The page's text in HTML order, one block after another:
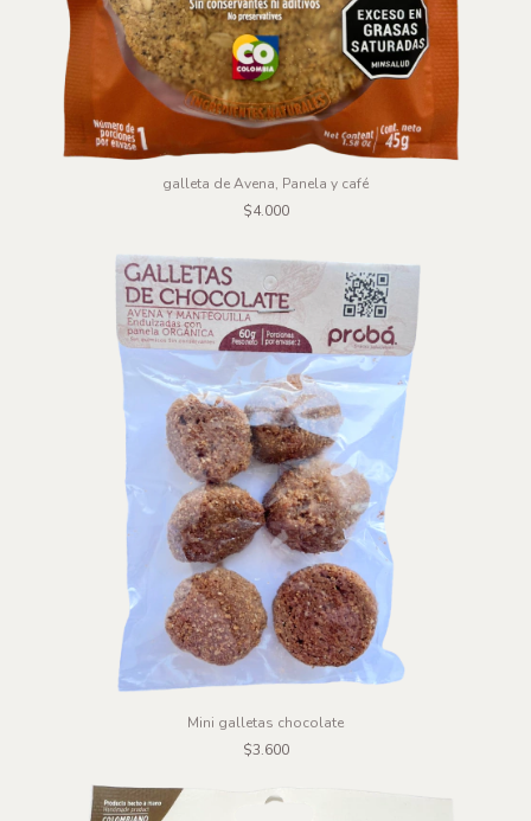
galleta de Avena, Panela y café
$4.000
Mini galletas chocolate
$3.600